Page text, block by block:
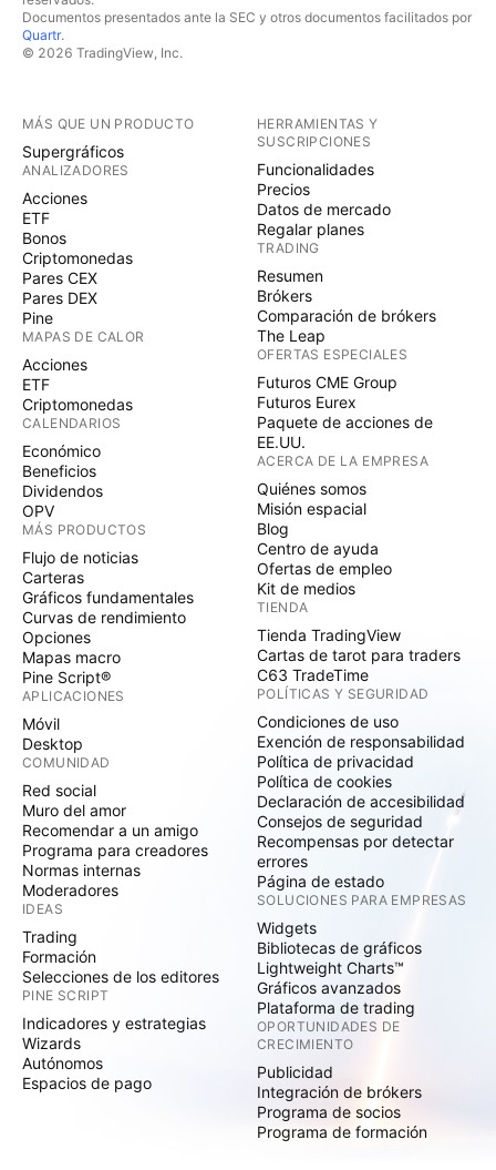
Documentos presentados ante la SEC y otros documentos facilitados por
Quartr.
© 2026 TradingView, Inc.
MÁS QUE UN PRODUCTO
Supergráficos
ANALIZADORES
Acciones
ETF
Bonos
Criptomonedas
Pares CEX
Pares DEX
Pine
MAPAS DE CALOR
Acciones
ETF
Criptomonedas
CALENDARIOS
Económico
Beneficios
Dividendos
OPV
MÁS PRODUCTOS
Flujo de noticias
Carteras
Gráficos fundamentales
Curvas de rendimiento
Opciones
Mapas macro
Pine Script®
APLICACIONES
Móvil
Desktop
COMUNIDAD
Red social
Muro del amor
Recomendar a un amigo
Programa para creadores
Normas internas
Moderadores
IDEAS
Trading
Formación
Selecciones de los editores
PINE SCRIPT
Indicadores y estrategias
Wizards
Autónomos
Espacios de pago
HERRAMIENTAS Y
SUSCRIPCIONES
Funcionalidades
Precios
Datos de mercado
Regalar planes
TRADING
Resumen
Brókers
Comparación de brókers
The Leap
OFERTAS ESPECIALES
Futuros CME Group
Futuros Eurex
Paquete de acciones de
EE.UU.
ACERCA DE LA EMPRESA
Quiénes somos
Misión espacial
Blog
Centro de ayuda
Ofertas de empleo
Kit de medios
TIENDA
Tienda TradingView
Cartas de tarot para traders
C63 TradeTime
POLÍTICAS Y SEGURIDAD
Condiciones de uso
Exención de responsabilidad
Política de privacidad
Política de cookies
Declaración de accesibilidad
Consejos de seguridad
Recompensas por detectar
errores
Página de estado
SOLUCIONES PARA EMPRESAS
Widgets
Bibliotecas de gráficos
Lightweight Charts™
Gráficos avanzados
Plataforma de trading
OPORTUNIDADES DE
CRECIMIENTO
Publicidad
Integración de brókers
Programa de socios
Programa de formación